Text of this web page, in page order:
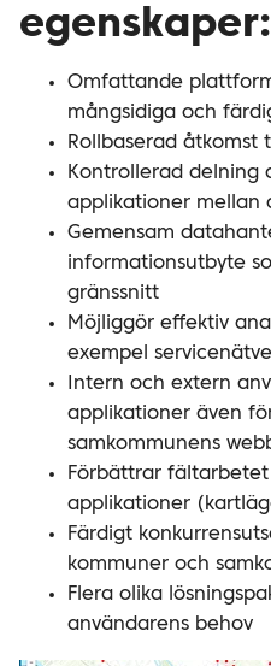
egenskaper:
Omfattande
mångsidiga och
Rollbaserad åtkomst
Kontrollerad delning
applikationer mellan
Gemensam
informationsutbyte
gränssnitt
Möjliggör effektiv
exempel
Intern och extern
applikationer även
samkommunens
Förbättrar
applikationer
Färdigt
kommuner och
Flera olika
användarens behov